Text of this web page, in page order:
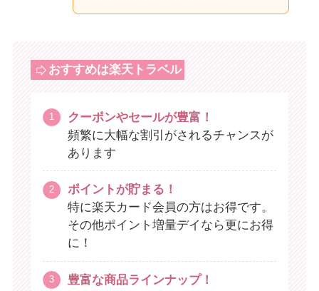
おすすめは楽天トラベル
クーポンやセールが豊富！
頻繁に大幅な割引がされるチャンスが
あります
ポイントが貯まる！
特に楽天カード会員の方はお得です。
その他ポイント増量デイなら更にお得
に！
豊富な商品ラインナップ！